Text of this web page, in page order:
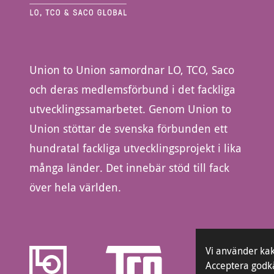
Union to Union samordnar LO, TCO, Saco
och deras medlemsförbund i det fackliga
utvecklingssamarbetet. Genom Union to
Union stöttar de svenska förbunden ett
hundratal fackliga utvecklingsprojekt i lika
många länder. Det innebär stöd till fack
över hela världen.
Vi använder
Acceptera